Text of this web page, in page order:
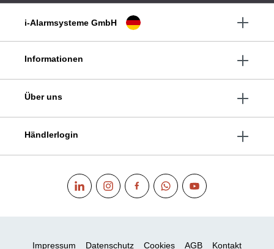
i-Alarmsysteme GmbH
Informationen
Über uns
Händlerlogin
Impressum Datenschutz Cookies AGB Kontakt